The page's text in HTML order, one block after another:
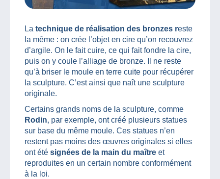
La technique de réalisation des bronzes reste
la même : on crée l’objet en cire qu’on recouvrez
d’argile. On le fait cuire, ce qui fait fondre la cire,
puis on y coule l’alliage de bronze. Il ne reste
qu’à briser le moule en terre cuite pour récupérer
la sculpture. C’est ainsi que naît une sculpture
originale.
Certains grands noms de la sculpture, comme
Rodin, par exemple, ont créé plusieurs statues
sur base du même moule. Ces statues n’en
restent pas moins des œuvres originales si elles
ont été signées de la main du maître et
reproduites en un certain nombre conformément
à la loi.